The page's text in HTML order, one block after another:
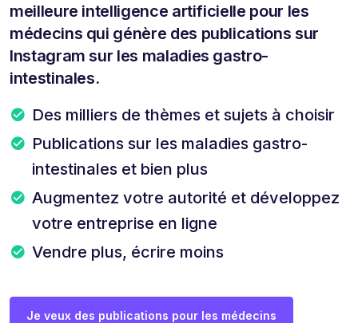
meilleure intelligence artificielle pour les
médecins qui génère des publications sur
Instagram sur les maladies gastro-
intestinales.
Des milliers de thèmes et sujets à choisir
Publications sur les maladies gastro-
intestinales et bien plus
Augmentez votre autorité et développez
votre entreprise en ligne
Vendre plus, écrire moins
Je veux des publications pour les médecins